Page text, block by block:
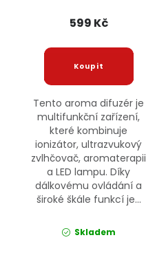
599 Kč
Tento aroma difuzér je
multifunkční zařízení,
které kombinuje
ionizátor, ultrazvukový
zvlhčovač, aromaterapii
a LED lampu. Díky
dálkovému ovládání a
široké škále funkcí je...
Skladem